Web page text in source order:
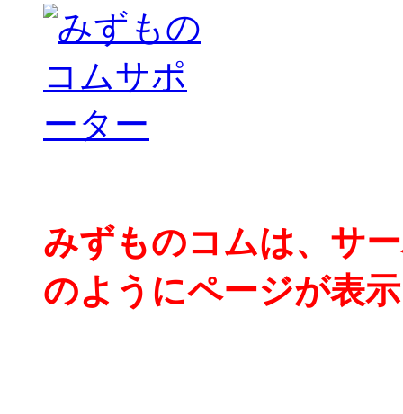
みずものコムは、サ
のようにページが表